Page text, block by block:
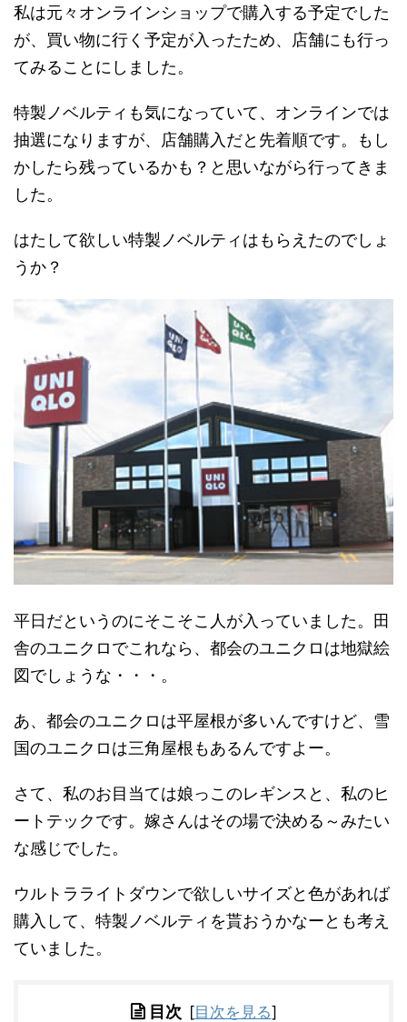
私は元々オンラインショップで購入する予定でした
が、買い物に行く予定が入ったため、店舗にも行っ
てみることにしました。
特製ノベルティも気になっていて、オンラインでは
抽選になりますが、店舗購入だと先着順です。もし
かしたら残っているかも？と思いながら行ってきま
した。
はたして欲しい特製ノベルティはもらえたのでしょ
うか？
平日だというのにそこそこ人が入っていました。田
舎のユニクロでこれなら、都会のユニクロは地獄絵
図でしょうな・・・。
あ、都会のユニクロは平屋根が多いんですけど、雪
国のユニクロは三角屋根もあるんですよー。
さて、私のお目当ては娘っこのレギンスと、私のヒ
ートテックです。嫁さんはその場で決める～みたい
な感じでした。
ウルトラライトダウンで欲しいサイズと色があれば
購入して、特製ノベルティを貰おうかなーとも考え
ていました。
目次 [目次を見る]